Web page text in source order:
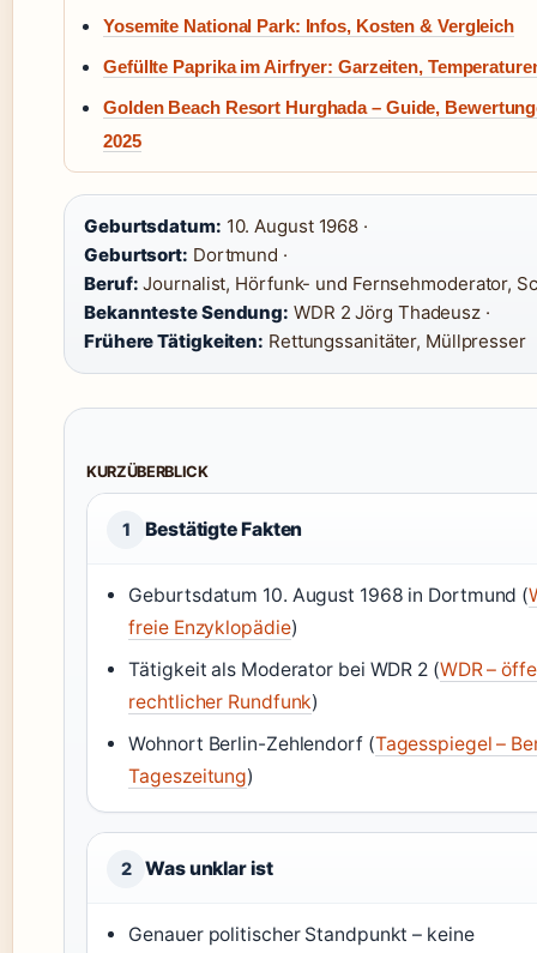
Yosemite National Park: Infos, Kosten & Vergleich
Gefüllte Paprika im Airfryer: Garzeiten,
Golden Beach Resort Hurghada – Guide,
2025
Geburtsdatum: 10. August 1968 ·
Geburtsort: Dortmund ·
Beruf: Journalist, Hörfunk- und Fernsehmoderator,
Bekannteste Sendung: WDR 2 Jörg Thadeusz ·
Frühere Tätigkeiten: Rettungssanitäter, Müllpresser
KURZÜBERBLICK
1 Bestätigte Fakten
Geburtsdatum 10. August 1968 in Dortmund (
freie Enzyklopädie)
Tätigkeit als Moderator bei WDR 2 (WDR –
rechtlicher Rundfunk)
Wohnort Berlin-Zehlendorf (Tagesspiegel –
Tageszeitung)
2 Was unklar ist
Genauer politischer Standpunkt – keine